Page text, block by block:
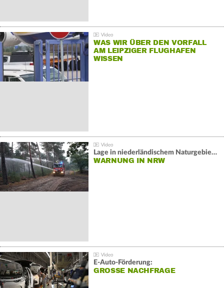
WAS WIR ÜBER DEN VORFALL
AM LEIPZIGER FLUGHAFEN
WISSEN
Lage in niederländischem Naturgebiet stabil
WARNUNG IN NRW
E-Auto-Förderung:
GROSSE NACHFRAGE